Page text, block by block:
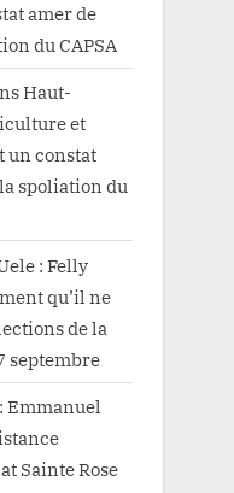
amer de
du CAPSA
Haut-
et
un constat
spoliation du
: Felly
qu’il ne
de la
septembre
Emmanuel
Sainte Rose